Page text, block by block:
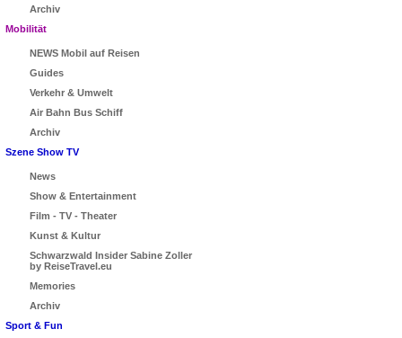
Archiv
Mobilität
NEWS Mobil auf Reisen
Guides
Verkehr & Umwelt
Air Bahn Bus Schiff
Archiv
Szene Show TV
News
Show & Entertainment
Film - TV - Theater
Kunst & Kultur
Schwarzwald Insider Sabine Zoller
by ReiseTravel.eu
Memories
Archiv
Sport & Fun